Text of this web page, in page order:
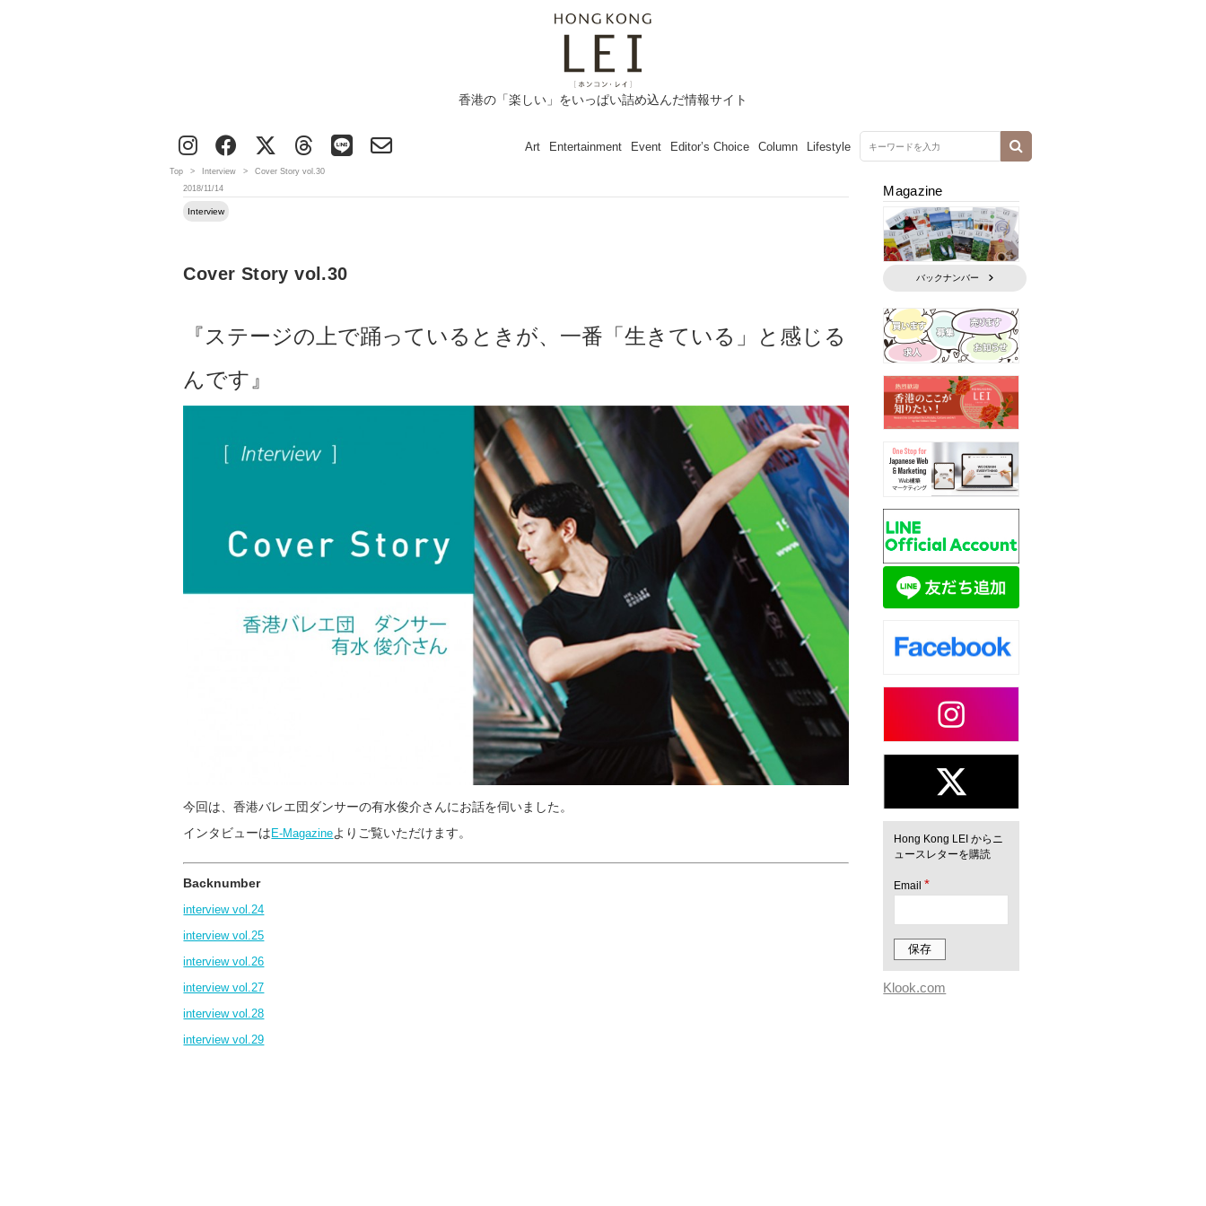
香港の「楽しい」をいっぱい詰め込んだ情報サイト
Art Entertainment Event Editor’s Choice Column Lifestyle
Top > Interview >
Cover Story vol.30
2018/11/14
Interview
Cover Story vol.30
『ステージの上で踊っているときが、一番「生きている」と感じる
んです』
今回は、香港バレエ団ダンサーの有水俊介さんにお話を伺いました。
インタビューは E-Magazineよりご覧いただけます。
Backnumber
interview vol.24
interview vol.25
interview vol.26
interview vol.27
interview vol.28
interview vol.29
Magazine
バックナンバー
Hong Kong LEI からニ
ュースレターを購読
Email*
Klook.com